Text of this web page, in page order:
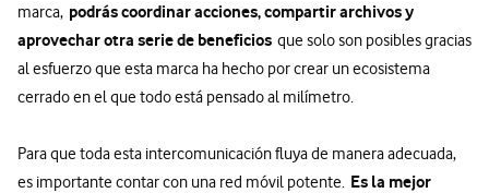
marca, podrás coordinar acciones, compartir archivos y
aprovechar otra serie de beneficios que solo son posibles gracias
al esfuerzo que esta marca ha hecho por crear un ecosistema
cerrado en el que todo está pensado al milímetro.
Para que toda esta intercomunicación fluya de manera adecuada,
es importante contar con una red móvil potente. Es la mejor